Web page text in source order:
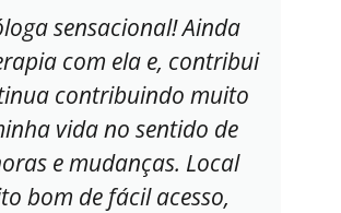
sensacional! Ainda
com ela e, contribui
contribuindo muito
vida no sentido de
e mudanças. Local
bom de fácil acesso,